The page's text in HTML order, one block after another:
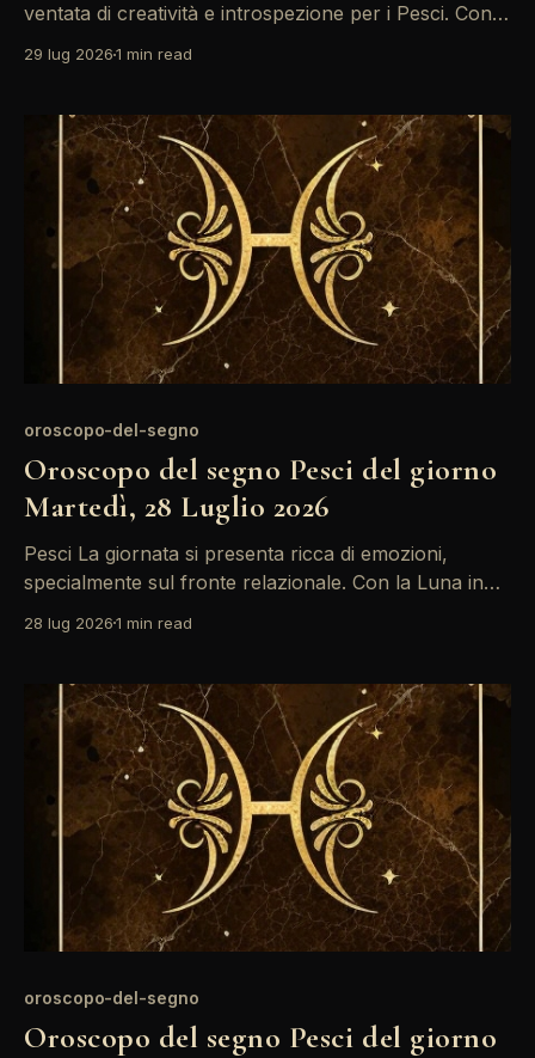
ventata di creatività e introspezione per i Pesci. Con
comunicazioni possono rivelarsi più efficaci e
sogni e obiettivi, ma attenzione a non
29 lug 20261 min read
oroscopo-del-segno
Oroscopo del segno Pesci del giorno
Martedì, 28 Luglio 2026
Pesci La giornata si presenta ricca di emozioni,
specialmente sul fronte relazionale. Con la Luna in
momento ideale per coltivare legami affettivi e
dimenticare di fare attenzione a eventuali
incomprensioni sul lavoro, dove Marte potrebbe
28 lug 20261 min read
oroscopo-del-segno
Oroscopo del segno Pesci del giorno